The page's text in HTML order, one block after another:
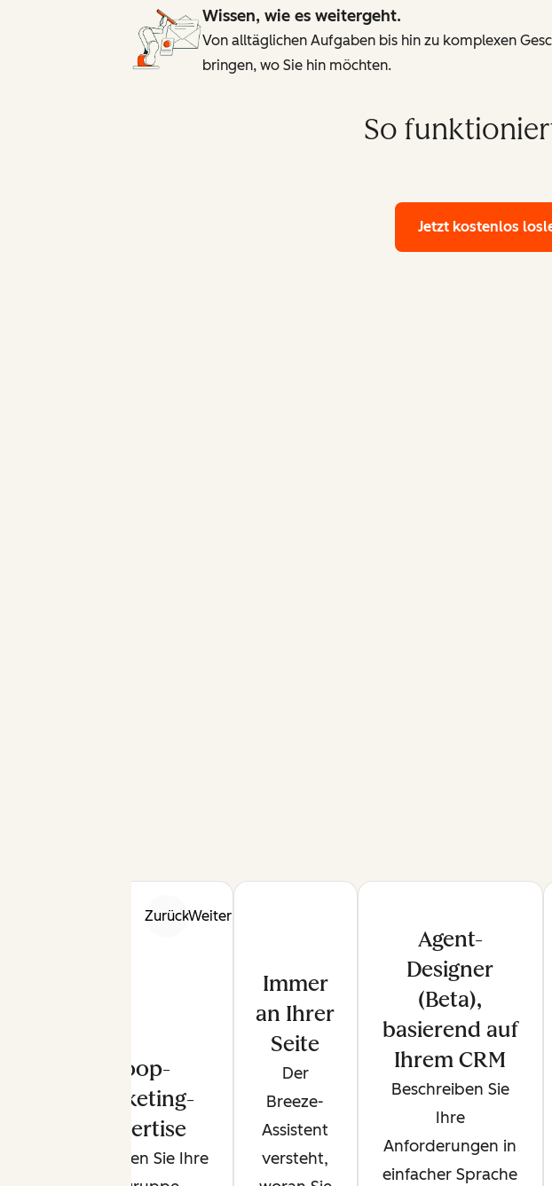
Wissen, wie es weitergeht.
Von alltäglichen Aufgaben bis hin zu komplexen
bringen, wo Sie hin möchten.
So
Jetzt kostenlos
ZurückWeiter
Loop-
Marketing-
Expertise
Definieren Sie Ihre
Immer
an Ihrer
Seite
Der
Breeze-
Assistent
versteht,
Agent-
Designer
(Beta),
basierend auf
Ihrem CRM
Beschreiben Sie
Ihre
Anforderungen in
einfacher Sprache